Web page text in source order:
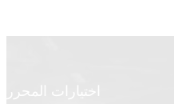
اختيارات المحرر